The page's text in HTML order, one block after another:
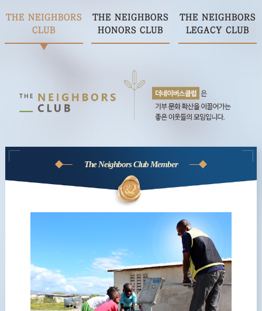
THE NEIGHBORS
CLUB
THE NEIGHBORS
HONORS CLUB
THE NEIGHBORS
LEGACY CLUB
The Neighbors Club Member